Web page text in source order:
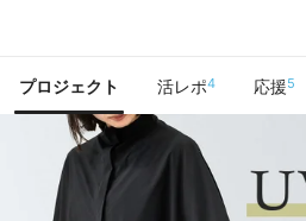
プロジェクト 活レポ4 応援5